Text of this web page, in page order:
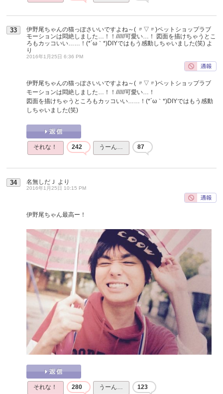
33
伊野尾ちゃんの猫っぽさいいですよね～( 〃▽〃)ペットショップラブ
モーションは悶絶しました…！！//////可愛い…！ 図面を描けちゃうとこ
ろもカッコいい……！(*´ω｀*)DIYではもう感動しちゃいました(笑) よ
り
2016年1月25日 6:36 PM
伊野尾ちゃんの猫っぽさいいですよね～( 〃▽〃)ペットショップラブ
モーションは悶絶しました…！！//////可愛い…！
図面を描けちゃうところもカッコいい……！(*´ω｀*)DIYではもう感動
しちゃいました(笑)
それな！ 242 うーん… 87
34 名無しだＪ より
2016年1月25日 10:15 PM
伊野尾ちゃん最高ー！
それな！ 280 うーん… 123